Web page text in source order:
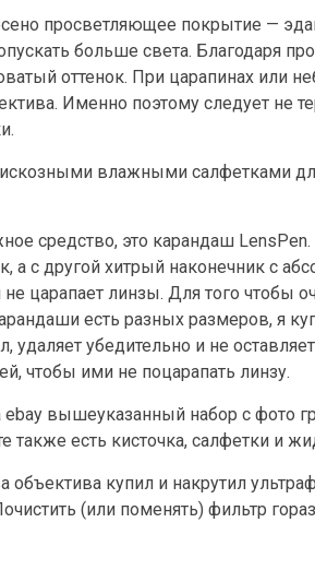
просветляющее покрытие —
больше света. Благодаря
оттенок. При царапинах или
Именно поэтому следует не
влажными салфетками
средство, это карандаш
а с другой хитрый наконечник с
не царапает линзы. Для того чтобы
есть разных размеров, я
удаляет убедительно и не
чтобы ими не поцарапать линзу.
ebay вышеуказанный набор с фото
также есть кисточка, салфетки и
объектива купил и накрутил
(или поменять) фильтр